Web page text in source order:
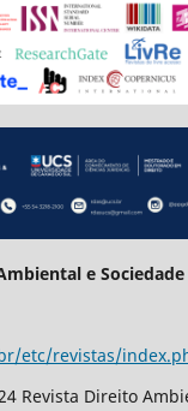
e Sociedade
etc/revistas/
Revista Direito